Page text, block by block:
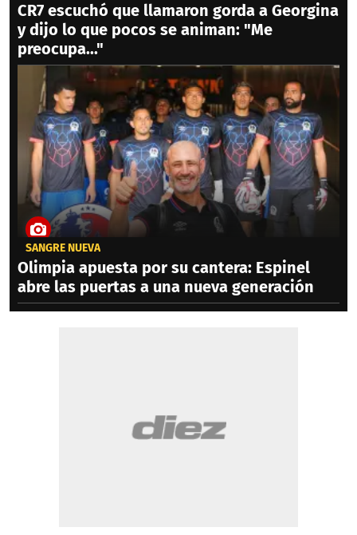
CR7 escuchó que llamaron gorda a Georgina
y dijo lo que pocos se animan: "Me
preocupa..."
SANGRE NUEVA
Olimpia apuesta por su cantera: Espinel
abre las puertas a una nueva generación